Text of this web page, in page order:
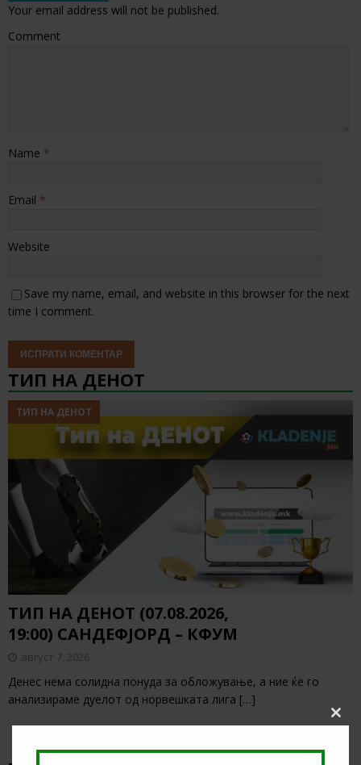
Your email address will not be published.
Comment
Name *
Email *
Website
Save my name, email, and website in this browser for the next
time I comment.
ТИП НА ДЕНОТ
ТИП НА ДЕНОТ
ТИП НА ДЕНОТ (07.08.2026,
19:00) САНДЕФЈОРД – КФУМ
август 7, 2026
Денес нема солидна понуда за обложување, а ние ќе го
анализираме дуелот од норвешката лига […]